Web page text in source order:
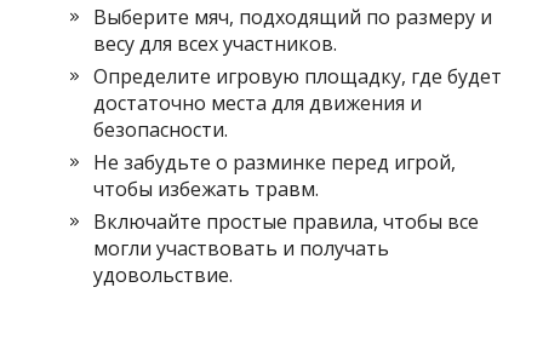
Выберите мяч, подходящий по размеру и
весу для всех участников.
Определите игровую площадку, где будет
достаточно места для движения и
безопасности.
Не забудьте о разминке перед игрой,
чтобы избежать травм.
Включайте простые правила, чтобы все
могли участвовать и получать
удовольствие.